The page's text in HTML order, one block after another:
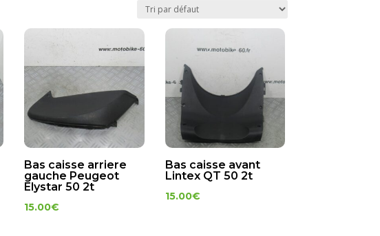
Bas caisse arriere
gauche Peugeot
Elystar 50 2t
15.00€
Bas caisse avant
Lintex QT 50 2t
15.00€